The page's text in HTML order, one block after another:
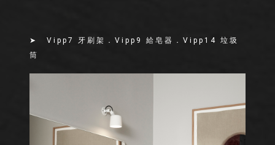
➤ Vipp7 牙刷架．Vipp9 給皂器．Vipp14 垃圾
筒